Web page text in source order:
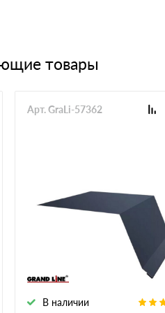
товары
В наличии
Арт. GraLi-57362